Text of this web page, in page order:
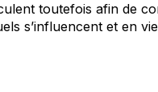
toutefois afin de
s’influencent et en